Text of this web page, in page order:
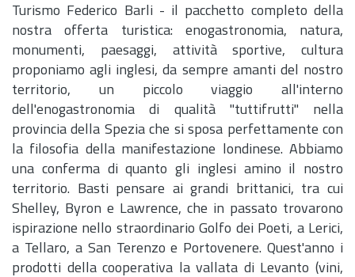
Turismo Federico Barli - il pacchetto completo della
nostra offerta turistica: enogastronomia, natura,
monumenti, paesaggi, attività sportive, cultura
proponiamo agli inglesi, da sempre amanti del nostro
territorio, un piccolo viaggio all'interno
dell'enogastronomia di qualità "tuttifrutti" nella
provincia della Spezia che si sposa perfettamente con
la filosofia della manifestazione londinese. Abbiamo
una conferma di quanto gli inglesi amino il nostro
territorio. Basti pensare ai grandi brittanici, tra cui
Shelley, Byron e Lawrence, che in passato trovarono
ispirazione nello straordinario Golfo dei Poeti, a Lerici,
a Tellaro, a San Terenzo e Portovenere. Quest'anno i
prodotti della cooperativa la vallata di Levanto (vini,